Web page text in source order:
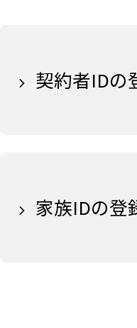
契約者IDの
家族IDの登